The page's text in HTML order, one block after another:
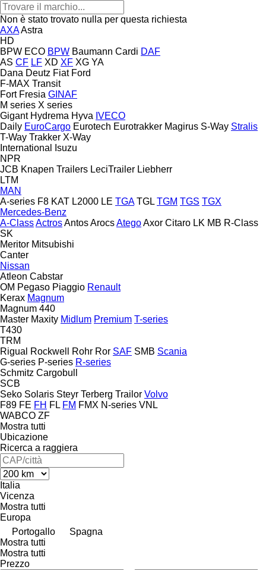
Non è stato trovato nulla per questa richiesta
AXAAstra
HD
BPW ECO BPW Baumann Cardi DAF
AS CF LF XD XF XG YA
Dana Deutz Fiat Ford
F-MAX Transit
Fort Fresia GINAF
M series X series
Gigant Hydrema Hyva IVECO
Daily EuroCargo Eurotech Eurotrakker Magirus S-Way Stralis
T-Way Trakker X-Way
International
Isuzu
NPR
JCB Knapen Trailers LeciTrailer Liebherr
LTM
MAN
A-series F8 KAT L2000 LE TGA TGL TGM TGS TGX
Mercedes-Benz
A-ClassActrosAntosArocsAtegoAxor Citaro LK MB R-Class
SK
Meritor Mitsubishi
Canter
Nissan
Atleon Cabstar
OM Pegaso Piaggio Renault
Kerax Magnum
Magnum 440
Master Maxity Midlum Premium T-series
T430
TRM
Rigual
Rockwell Rohr Ror SAF SMB Scania
G-series P-series R-series
Schmitz Cargobull
SCB
Seko Solaris Steyr Terberg Trailor Volvo
F89 FE FH FL FM FMX N-series VNL
WABCO ZF
Mostra tutti
Ubicazione
Ricerca a raggiera
Italia
Vicenza
Mostra tutti
Europa
Portogallo
Spagna
Mostra tutti
Mostra tutti
Prezzo